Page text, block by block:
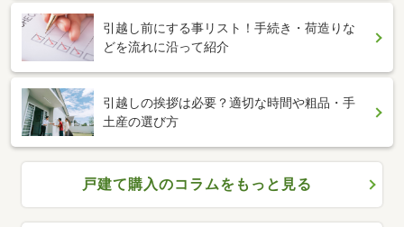
引越し前にする事リスト！手続き・荷造りな
どを流れに沿って紹介
引越しの挨拶は必要？適切な時間や粗品・手
土産の選び方
戸建て購入のコラムをもっと見る